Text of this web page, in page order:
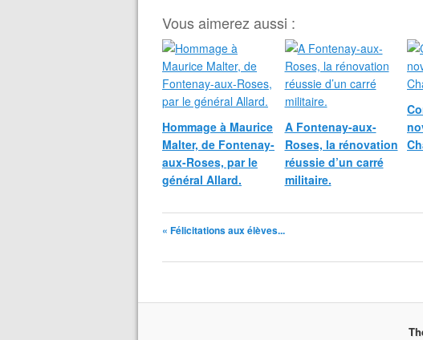
Vous aimerez aussi :
Hommage à Maurice
Malter, de Fontenay-
aux-Roses, par le
général Allard.
A Fontenay-aux-
Roses, la rénovation
réussie d’un carré
militaire.
« Félicitations aux élèves...